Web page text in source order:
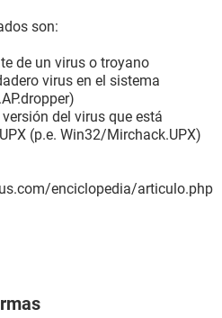
son:
de un virus o troyano
virus en el sistema
del virus que está
(p.e. Win32/Mirchack.UPX)
enciclopedia/articulo.php